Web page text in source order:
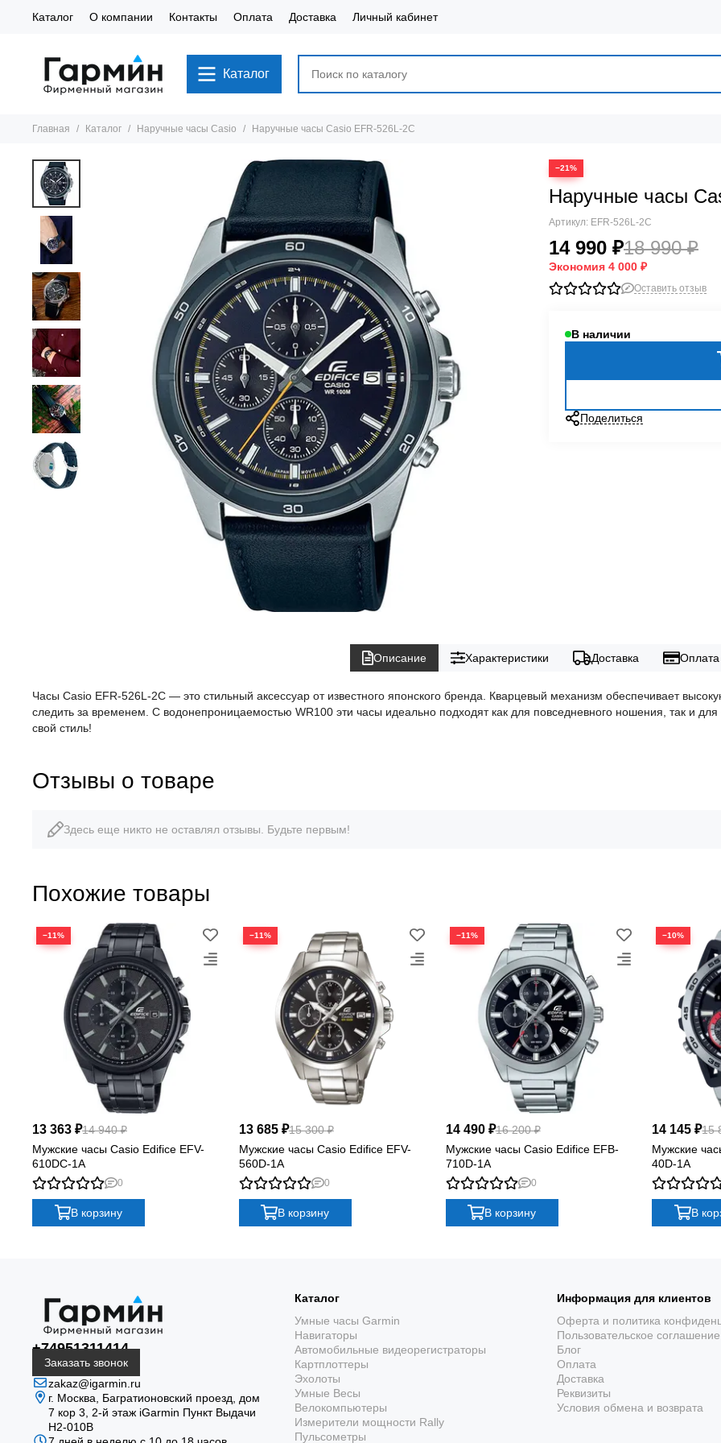
Каталог О компании Контакты Оплата Доставка Личный кабинет
Каталог
Главная Каталог Наручные часы Casio Наручные часы Casio EFR-526L-2C
−21%
Наручные часы
Артикул: EFR-526L-2C
14 990 ₽18 990 ₽
Экономия 4 000 ₽
Оставить отзыв
В наличии
Поделиться
Описание Характеристики Доставка Оплата
Часы Casio EFR-526L-2C — это стильный аксессуар от известного японского бренда. Кварцевый механизм обеспечивает
следить за временем. С водонепроницаемостью WR100 эти часы идеально подходят как для повседневного ношения, так и
свой стиль!
Отзывы о товаре
Здесь еще никто не оставлял отзывы. Будьте первым!
Похожие товары
−11%
13 363 ₽14 940 ₽
Мужские часы Casio Edifice EFV-
610DC-1A
0
В корзину
−11%
13 685 ₽15 300 ₽
Мужские часы Casio Edifice EFV-
560D-1A
0
В корзину
−11%
14 490 ₽16 200 ₽
Мужские часы Casio Edifice EFB-
710D-1A
0
В корзину
−10%
14 145 ₽15
Мужские
40D-1A
В
+74951311414
Заказать звонок
zakaz@igarmin.ru
г. Москва, Багратионовский проезд, дом
7 кор 3, 2-й этаж iGarmin Пункт Выдачи
Н2-010В
Каталог
Умные часы Garmin
Навигаторы
Автомобильные видеорегистраторы
Картплоттеры
Эхолоты
Умные Весы
Велокомпьютеры
Измерители мощности Rally
Пульсометры
Информация для клиентов
Оферта и политика
Пользовательское соглашение
Блог
Оплата
Доставка
Реквизиты
Условия обмена и возврата